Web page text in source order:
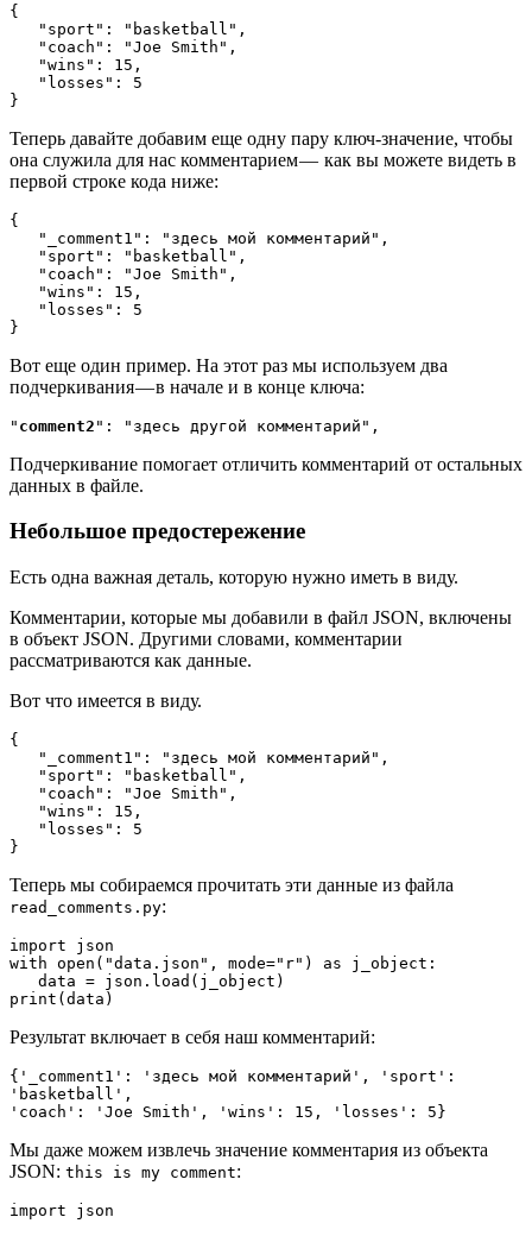
{
}
Теперь давайте добавим еще одну пару ключ-значение, чтобы
она служила для нас комментарием — как вы можете видеть в
первой строке кода ниже:
{
}
Вот еще один пример. На этот раз мы используем два
подчеркивания — в начале и в конце ключа:
" comment2 ": "здесь другой комментарий",
Подчеркивание помогает отличить комментарий от остальных
данных в файле.
Небольшое предостережение
Есть одна важная деталь, которую нужно иметь в виду.
Комментарии, которые мы добавили в файл JSON, включены
в объект JSON. Другими словами, комментарии
рассматриваются как данные.
Вот что имеется в виду.
{
}
Теперь мы собираемся прочитать эти данные из файла
read_comments.py:
import json
with open("data.json", mode="r") as j_object:
print(data)
Результат включает в себя наш комментарий:
{'_comment1': 'здесь мой комментарий', 'sport':
'basketball',
'coach': 'Joe Smith', 'wins': 15, 'losses': 5}
Мы даже можем извлечь значение комментария из объекта
JSON: this is my comment:
import json